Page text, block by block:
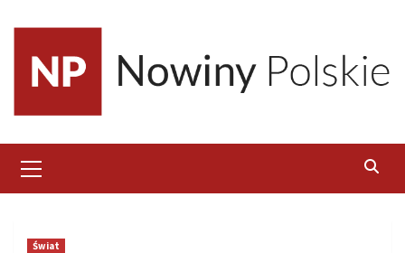
content
Menu
Świat